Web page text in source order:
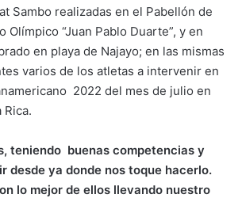
Sambo realizadas en el Pabellón de
Olímpico “Juan Pablo Duarte”, y en
en playa de Najayo; en las mismas
varios de los atletas a intervenir en
2022 del mes de julio en
Rica.
teniendo buenas competencias y
desde ya donde nos toque hacerlo.
lo mejor de ellos llevando nuestro